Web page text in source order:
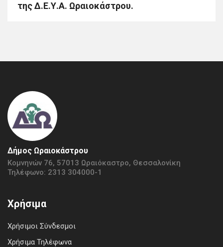
της Δ.Ε.Υ.Α. Ωραιοκάστρου.
Δήμος Ωραιοκάστρου
Κομνηνών 76, 57013 Ωραιόκαστρο, Θεσσαλονίκη
Τηλέφωνο: 2313 304000-1
Χρήσιμα
Χρήσιμοι Σύνδεσμοι
Χρήσιμα Τηλέφωνα